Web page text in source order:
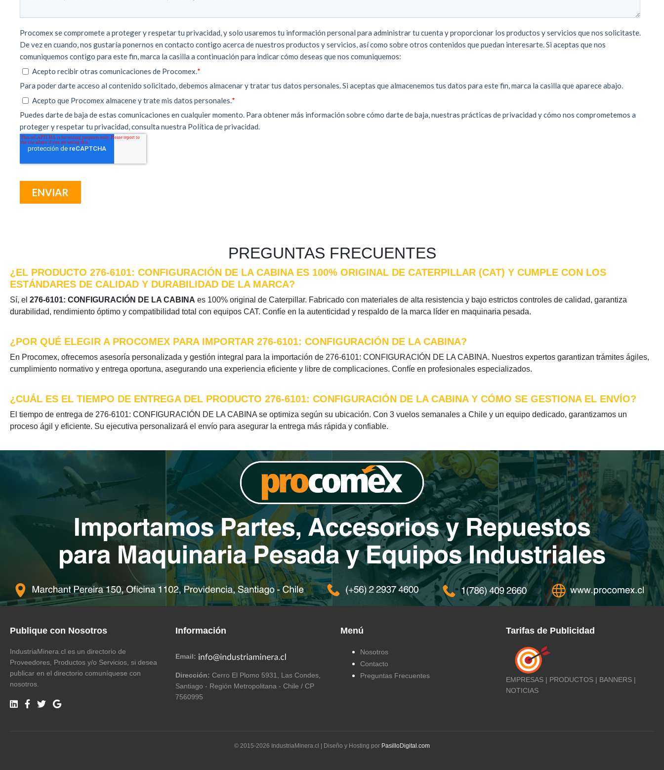
PREGUNTAS FRECUENTES
¿EL PRODUCTO 276-6101: CONFIGURACIÓN DE LA CABINA ES 100% ORIGINAL DE CATERPILLAR (CAT) Y CUMPLE CON LOS
ESTÁNDARES DE CALIDAD Y DURABILIDAD DE LA MARCA?
Sí, el 276-6101: CONFIGURACIÓN DE LA CABINA es 100% original de Caterpillar. Fabricado con materiales de alta resistencia y bajo estrictos controles de calidad, garantiza
durabilidad, rendimiento óptimo y compatibilidad total con equipos CAT. Confíe en la autenticidad y respaldo de la marca líder en maquinaria pesada.
¿POR QUÉ ELEGIR A PROCOMEX PARA IMPORTAR 276-6101: CONFIGURACIÓN DE LA CABINA?
En Procomex, ofrecemos asesoría personalizada y gestión integral para la importación de 276-6101: CONFIGURACIÓN DE LA CABINA. Nuestros expertos garantizan trámites ágiles,
cumplimiento normativo y entrega oportuna, asegurando una experiencia eficiente y libre de complicaciones. Confíe en profesionales especializados.
¿CUÁL ES EL TIEMPO DE ENTREGA DEL PRODUCTO 276-6101: CONFIGURACIÓN DE LA CABINA Y CÓMO SE GESTIONA EL ENVÍO?
El tiempo de entrega de 276-6101: CONFIGURACIÓN DE LA CABINA se optimiza según su ubicación. Con 3 vuelos semanales a Chile y un equipo dedicado, garantizamos un
proceso ágil y eficiente. Su ejecutiva personalizará el envío para asegurar la entrega más rápida y confiable.
Publique con Nosotros
IndustriaMinera.cl es un directorio de
Proveedores, Productos y/o Servicios, si desea
publicar en el directorio comuníquese con
nosotros.
Información
Email:
Dirección: Cerro El Plomo 5931, Las Condes,
Santiago - Región Metropolitana - Chile / CP
7560995
Menú
Nosotros
Contacto
Preguntas Frecuentes
Tarifas de Publicidad
EMPRESAS | PRODUCTOS | BANNERS |
NOTICIAS
© 2015-2026 IndustriaMinera.cl | Diseño y Hosting por PasilloDigital.com